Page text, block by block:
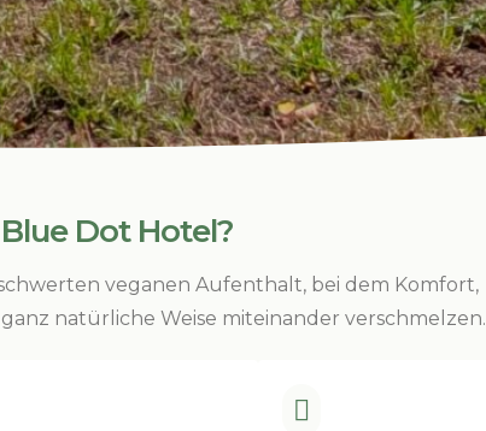
Dot Hotel?
veganen Aufenthalt, bei dem Komfort,
natürliche Weise miteinander verschmelzen.
